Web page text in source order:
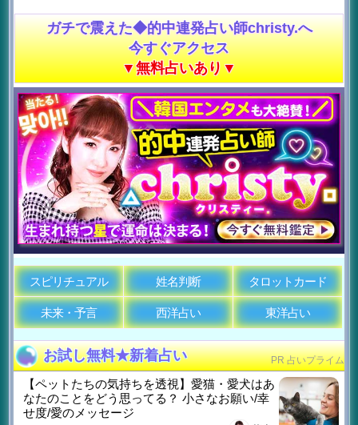
ガチで震えた◆的中連発占い師christy.へ
今すぐアクセス
▼無料占いあり▼
スピリチュアル 姓名判断 タロットカード
未来・予言 西洋占い 東洋占い
お試し無料★新着占い PR 占いプライム